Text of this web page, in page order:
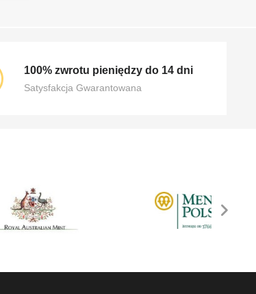
100% zwrotu pieniędzy do 14 dni
Satysfakcja Gwarantowana